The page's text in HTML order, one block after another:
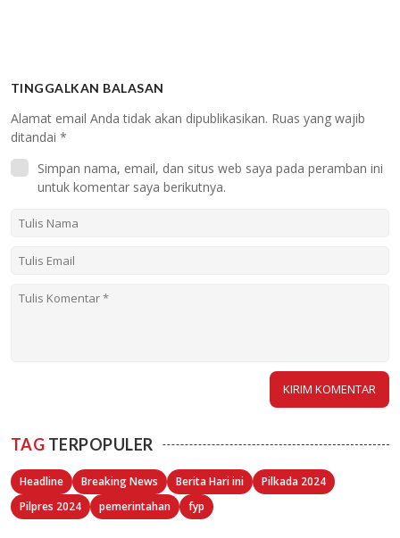
TINGGALKAN BALASAN
Alamat email Anda tidak akan dipublikasikan. Ruas yang wajib
ditandai *
Simpan nama, email, dan situs web saya pada peramban ini
untuk komentar saya berikutnya.
TAG TERPOPULER
Headline Breaking News Berita Hari ini
Pilkada 2024
Pilpres 2024
pemerintahan fyp